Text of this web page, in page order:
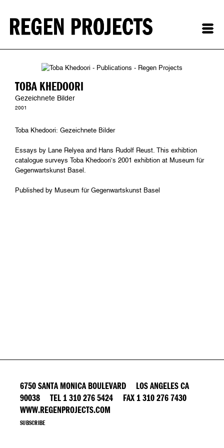
TOBA KHEDOORI
Gezeichnete Bilder
2001
Toba Khedoori: Gezeichnete Bilder
Essays by Lane Relyea and Hans Rudolf Reust. This exhibtion
catalogue surveys Toba Khedoori’s 2001 exhibtion at Museum für
Gegenwartskunst Basel.
Published by Museum für Gegenwartskunst Basel
6750 SANTA MONICA BOULEVARD LOS ANGELES CA
90038 TEL 1 310 276 5424 FAX 1 310 276 7430
WWW.REGENPROJECTS.COM
SUBSCRIBE